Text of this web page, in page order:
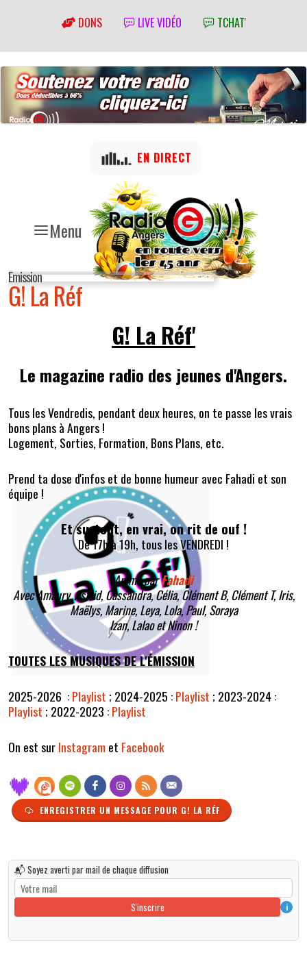
DONS LIVE VIDÉO TCHAT'
Menu
EN DIRECT
Emission
G! La Réf
G! La Réf'
Le magazine radio des jeunes d'Angers.
Tous les Vendredis, pendant deux heures, on te passe les vrais
bons plans à Angers !
Logement, Sorties, Formation, Bons Plans, etc.
Prend ta dose d'infos et de bonne humeur avec Fahadi et son
équipe !
Et surtout, en vrai, on rit de ouf !
De 17h à 19h, tous les VENDREDI !
Animé parFahadi
Avec Amaury, Astrid, Cassandra, Célia, Clément B, Clément T, Iris,
Maëlys, Marine, Leya, Lola, Paul, Soraya
Izan, Lalao et Ninon !
TOUTES LES MUSIQUES DE L'ÉMISSION
2025-2026 :Playlist ; 2024-2025 :Playlist ; 2023-2024 :
Playlist ; 2022-2023 :Playlist
On est surInstagramet Facebook
ENREGISTRER UN MESSAGE POUR G! LA RÉF
📬 Soyez averti par mail de chaque diffusion
S'inscrire i